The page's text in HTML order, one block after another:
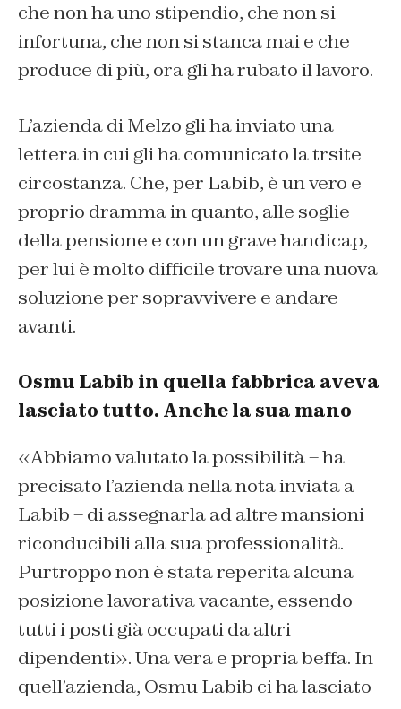
che non ha uno stipendio, che non si
infortuna, che non si stanca mai e che
produce di più, ora gli ha rubato il lavoro.
L’azienda di Melzo gli ha inviato una
lettera in cui gli ha comunicato la trsite
circostanza. Che, per Labib, è un vero e
proprio dramma in quanto, alle soglie
della pensione e con un grave handicap,
per lui è molto difficile trovare una nuova
soluzione per sopravvivere e andare
avanti.
Osmu Labib in quella fabbrica aveva
lasciato tutto. Anche la sua mano
«Abbiamo valutato la possibilità – ha
precisato l’azienda nella nota inviata a
Labib – di assegnarla ad altre mansioni
riconducibili alla sua professionalità.
Purtroppo non è stata reperita alcuna
posizione lavorativa vacante, essendo
tutti i posti già occupati da altri
dipendenti». Una vera e propria beffa. In
quell’azienda, Osmu Labib ci ha lasciato